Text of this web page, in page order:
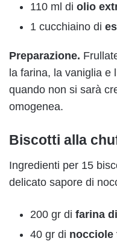
110 ml di olio
1 cucchiaino di
Preparazione.
la farina, la vaniglia e
quando non si sarà
omogenea.
Biscotti alla
Ingredienti per 15
delicato sapore di
200 gr di farina
40 gr di nocciole